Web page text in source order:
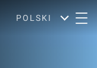
POLSKI